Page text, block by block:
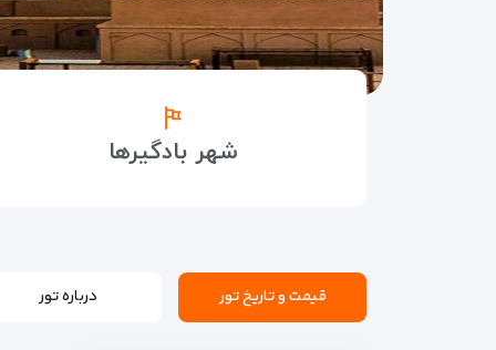
شهر بادگیرها
قیمت و تاریخ تور درباره تور